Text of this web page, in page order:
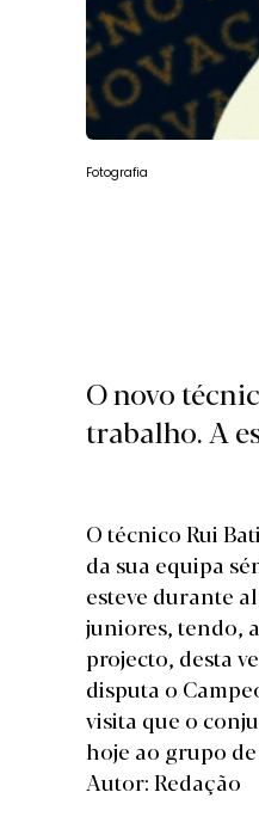
Fotografia
O novo
trabalho. A
O técnico Rui
da sua equipa
esteve durante
juniores, tendo,
projecto, desta
disputa o
visita que o
hoje ao grupo
Autor: Redação